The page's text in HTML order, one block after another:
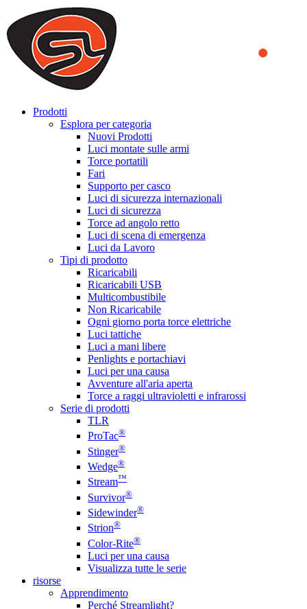
We use cookies to ensure that we provide you the best experience
on our website. By continuing to browse this website, you accept
that cookies are used to help us analyze how the website is used and
to offer you a better experience. To learn more or to find out how
you can disable cookies, you can access our
Prodotti
Esplora per categoria
Nuovi Prodotti
Luci montate sulle armi
Torce portatili
Fari
Supporto per casco
Luci di sicurezza internazionali
Luci di sicurezza
Torce ad angolo retto
Luci di scena di emergenza
Luci da Lavoro
Tipi di prodotto
Ricaricabili
Ricaricabili USB
Multicombustibile
Non Ricaricabile
Ogni giorno porta torce elettriche
Luci tattiche
Luci a mani libere
Penlights e portachiavi
Luci per una causa
Avventure all'aria aperta
Torce a raggi ultravioletti e infrarossi
Serie di prodotti
TLR
ProTac®
Stinger®
Wedge®
Stream™
Survivor®
Sidewinder®
Strion®
Color-Rite®
Luci per una causa
Visualizza tutte le serie
risorse
Apprendimento
Perché Streamlight?